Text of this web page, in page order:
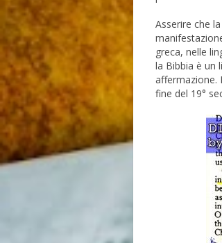
Asserire che
greca, nelle
la Bibbia è un
affermazione.
fine del 19°